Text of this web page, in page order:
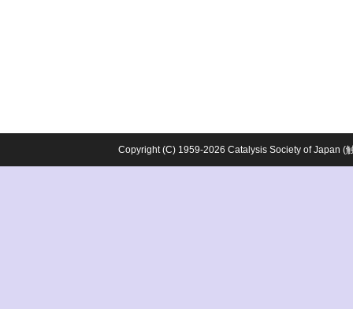
Copyright (C) 1959-2026 Catalysis Society of Japan (